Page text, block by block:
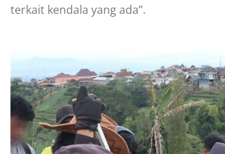
terkait kendala yang ada”.